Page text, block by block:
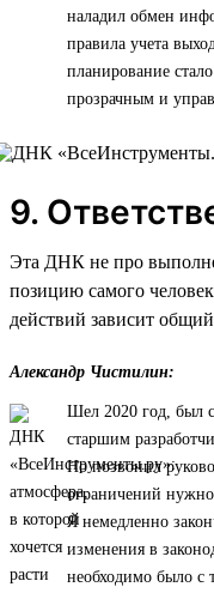
наладил обмен
правила учета
планирование
прозрачным и
9.
Эта ДНК не про
позицию самого
действий зависит общий
Александр Чистилин:
Шел 2020 год, был
старшим
Но позвонил
ограничений нужно
Я немедленно
изменения в
необходимо было с